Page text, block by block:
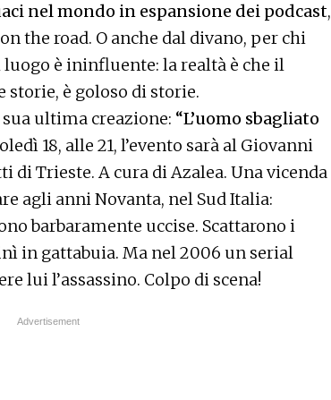
nel mondo in espansione dei podcast,
the road. O anche dal divano, per chi
è ininfluente: la realtà è che il
storie, è goloso di storie.
ultima creazione: “L’uomo sbagliato
18, alle 21, l’evento sarà al Giovanni
di Trieste. A cura di Azalea. Una vicenda
agli anni Novanta, nel Sud Italia:
barbaramente uccise. Scattarono i
in gattabuia. Ma nel 2006 un serial
lui l’assassino. Colpo di scena!